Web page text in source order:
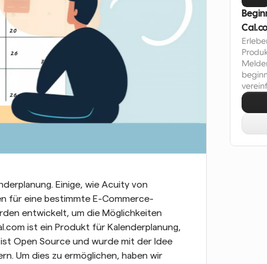
Einige, wie Acuity von
für eine bestimmte E-Commerce-
entwickelt, um die Möglichkeiten
ist ein Produkt für Kalenderplanung,
Open Source und wurde mit der Idee
Um dies zu ermöglichen, haben wir